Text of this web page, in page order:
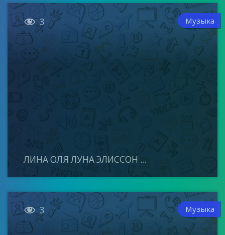
 3 Музыка
ЛИНА ОЛЯ ЛУНА ЭЛИССОН ...
 3 Музыка